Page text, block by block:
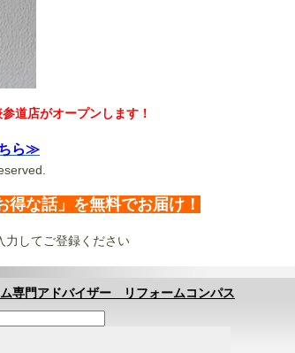
道店がオープンします！
ら≫
得な話」を無料でお届け！
力してご登録ください
専門アドバイザー リフォームコンパス